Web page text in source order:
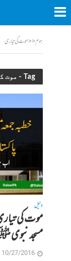
ہوم<<موت کی تیاری
Tag - موت کی تیاری
دلیل
موت کی
مسجد نبوی
10/27/2016